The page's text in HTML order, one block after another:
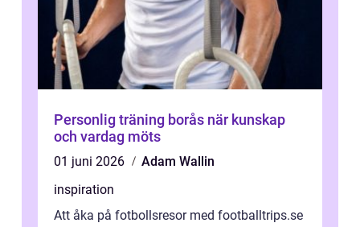
Personlig träning borås när kunskap
och vardag möts
01 juni 2026
Adam Wallin
inspiration
Att åka på fotbollsresor med footballtrips.se